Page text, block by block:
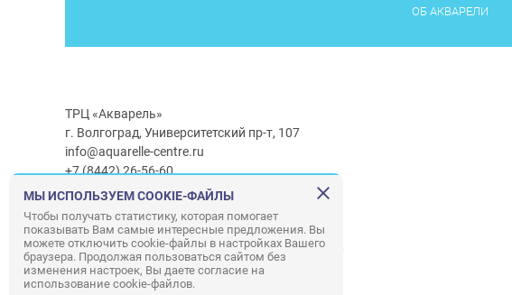
ОБ АКВАРЕЛИ
ТРЦ «Акварель»
г. Волгоград, Университетский пр-т, 107
info@aquarelle-centre.ru
+7 (8442) 26-56-60
Часы работы ТРЦ: с 10:00 до 22:00
Часы работы г/м Ашан:с 08:00 до 23:00
Часы работыг/мЛемана ПРО:с 08:00 до 22:00
Правила посещения ТРЦ «Акварель»
МЫ ИСПОЛЬЗУЕМ COOKIE-ФАЙЛЫ
Чтобы получать статистику, которая помогает
показывать Вам самые интересные предложения. Вы
можете отключить cookie-файлы в настройках Вашего
браузера. Продолжая пользоваться сайтом без
изменения настроек, Вы даете согласие на
использование cookie-файлов.